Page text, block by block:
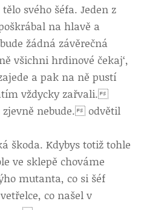
svého šéfa. Jeden z
na hlavě a
žádná závěrečná
všichni hrdinové čekaj‘,
a pak na ně pustí
vždycky zařvali.
nebude. odvětil
škoda. Kdybys totiž tohle
ve sklepě chováme
mutanta, co si šéf
co našel v